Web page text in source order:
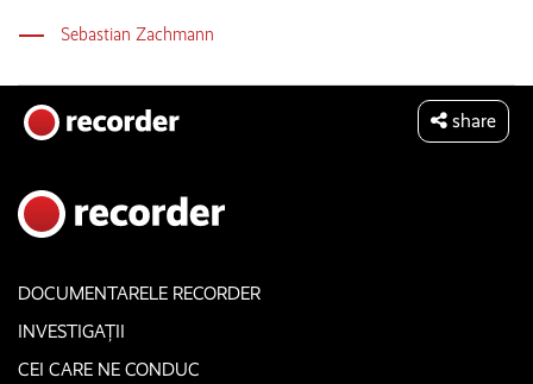
Sebastian Zachmann
share
DOCUMENTARELE RECORDER
INVESTIGAȚII
CEI CARE NE CONDUC